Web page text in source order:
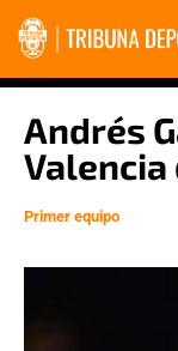
Andrés
Primer equipo